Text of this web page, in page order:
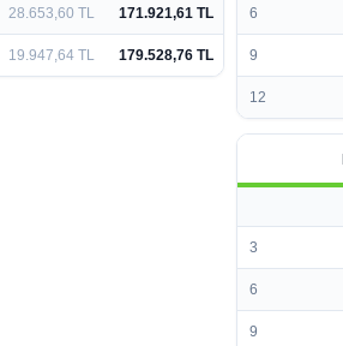
28.653,60 TL 171.921,61 TL
19.947,64 TL 179.528,76 TL
6
9
12
3
6
9